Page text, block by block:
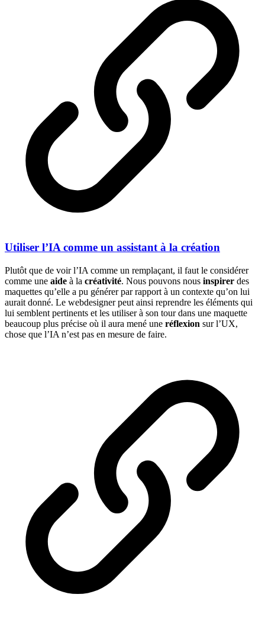
Utiliser l’IA comme un assistant à la création
Plutôt que de voir l’IA comme un remplaçant, il faut le considérer
comme une aide à la créativité. Nous pouvons nous inspirer des
maquettes qu’elle a pu générer par rapport à un contexte qu’on lui
aurait donné. Le webdesigner peut ainsi reprendre les éléments qui
lui semblent pertinents et les utiliser à son tour dans une maquette
beaucoup plus précise où il aura mené une réflexion sur l’UX,
chose que l’IA n’est pas en mesure de faire.